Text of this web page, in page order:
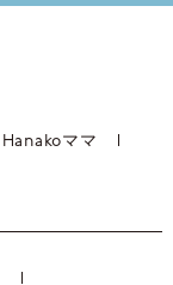
Hanakoママ